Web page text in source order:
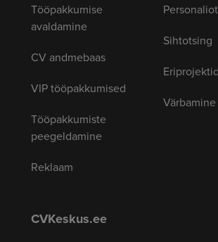
Tööpakkumise
avaldamine
CV andmebaas
VIP tööpakkumised
Tööpakkumiste
peegeldamine
Reklaam
Sihtotsing
Eriprojektid
CVKeskus.ee